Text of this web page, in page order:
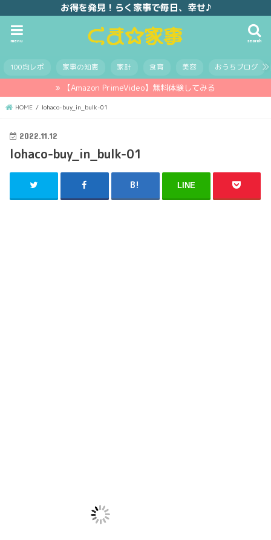
お得を発見！らく家事で毎日、幸せ♪
search
menu
100均レポ 家事の知恵 家計 食育 美容 おうちブログ
【Amazon PrimeVideo】無料体験してみる
HOME lohaco-buy_in_bulk-01
2022.11.12
lohaco-buy_in_bulk-01
LINE